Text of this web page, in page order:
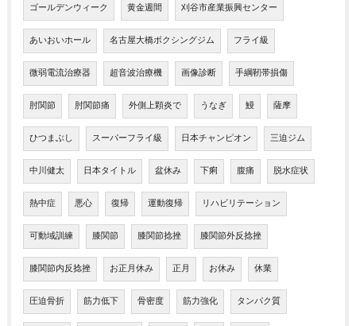
ゴールデンウィーク 黄金週間 刈谷市産業振興センター
あいおいホール 名古屋大橋ボクシングジム フライ級
微弱電流治療器 超音波治療機 画像診断 手綱靭帯損傷
肘関節 肘関節痛 外側上顆炎で うなぎ 鰻 薩摩
ひつまぶし スーパーフライ級 日本チャンピオン 三迫ジム
中川健太 日本タイトル 盆休み 下痢 腹痛 脱水症状
熱中症 悪心 復帰 運動復帰 リハビリテーション
可動域訓練 膝関節 膝関節捻挫 膝関節外反捻挫
膝関節内反捻挫 お正月休み 正月 お休み 休業
圧迫骨折 筋力低下 骨密度 筋力強化 タンパク質